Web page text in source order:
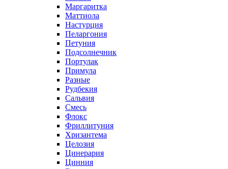
Маргаритка
Маттиола
Настурция
Пеларгония
Петуния
Подсолнечник
Портулак
Примула
Разные
Рудбекия
Сальвия
Смесь
Флокс
Фриллитуния
Хризантема
Целозия
Цинерария
Цинния